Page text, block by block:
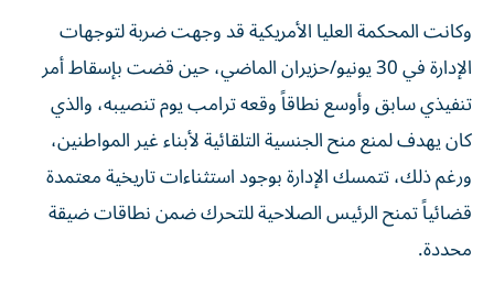
وكانت المحكمة العليا الأمريكية قد وجهت ضربة لتوجهات
الإدارة في 30 يونيو/حزيران الماضي، حين قضت بإسقاط أمر
تنفيذي سابق وأوسع نطاقاً وقعه ترامب يوم تنصيبه، والذي
كان يهدف لمنع منح الجنسية التلقائية لأبناء غير المواطنين،
ورغم ذلك، تتمسك الإدارة بوجود استثناءات تاريخية معتمدة
قضائياً تمنح الرئيس الصلاحية للتحرك ضمن نطاقات ضيقة
محددة.